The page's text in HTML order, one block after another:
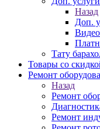
Назад
Доп.
Тату
Товары со
Ремонт
Назад
Ремонт
Ремонт